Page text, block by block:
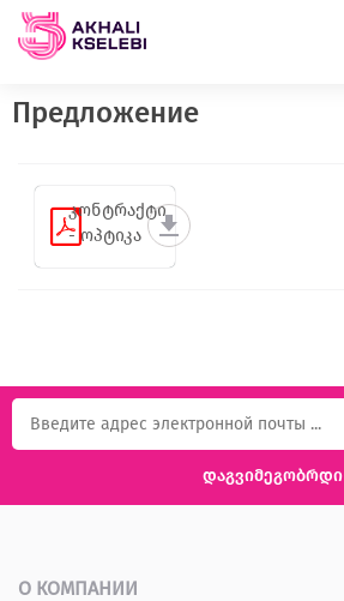
Предложение
კონტრაქტი
- ოპტიკა
დაგვიმეგობრდი
О КОМПАНИИ